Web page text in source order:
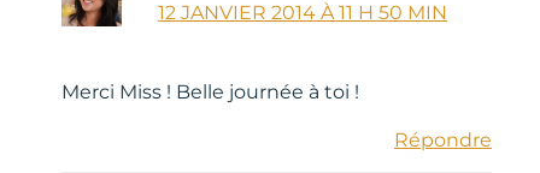
12 JANVIER 2014 À 11 H 50 MIN
Merci Miss ! Belle journée à toi !
Répondre